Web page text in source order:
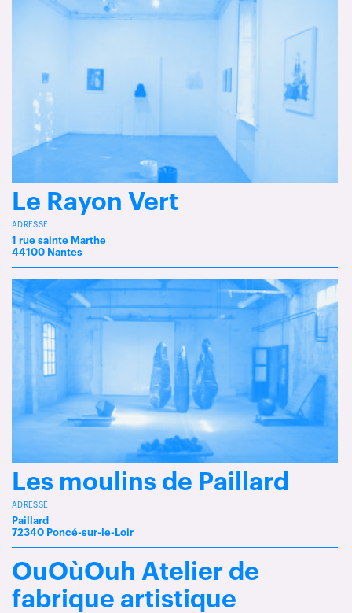
Le Rayon Vert
ADRESSE
1 rue sainte Marthe
44100 Nantes
Les moulins de Paillard
ADRESSE
Paillard
72340 Poncé-sur-le-Loir
OuOùOuh Atelier de
fabrique artistique